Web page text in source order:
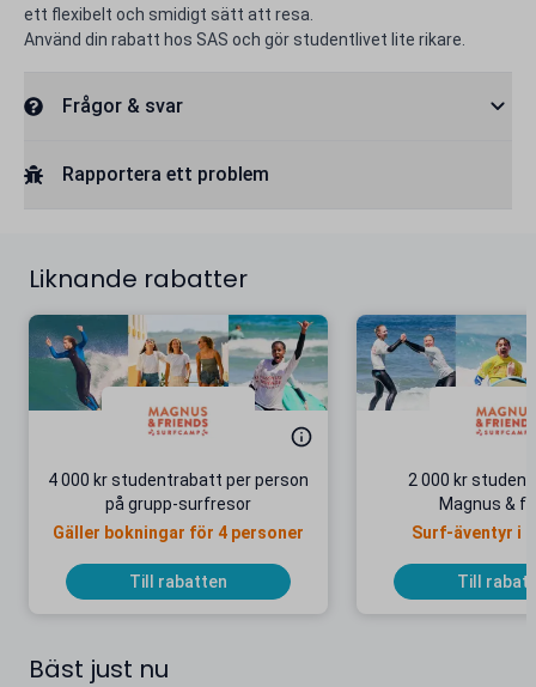
ett flexibelt och smidigt sätt att resa.
Använd din rabatt hos SAS och gör studentlivet lite rikare.
Frågor & svar
Rapportera ett problem
Liknande rabatter
4 000 kr studentrabatt per person
på grupp-surfresor
Gäller bokningar för 4 personer
Till rabatten
2 000 kr
Magnus &
Surf-äventyr i
Till
Bäst just nu